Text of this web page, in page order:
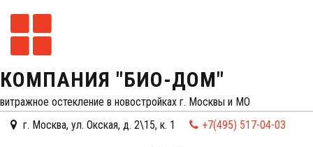
КОМПАНИЯ "БИО-ДОМ"
витражное остекление в новостройках г. Москвы и МО
г. Москва, ул. Окская, д. 2\15, к. 1 +7(495) 517-04-03